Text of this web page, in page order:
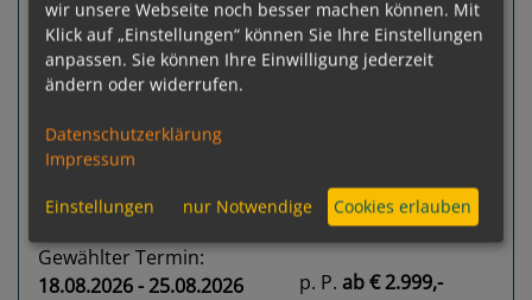
Previous
Gewählter Termin:
18.08.2026 - 25.08.2026
p. P. ab€ 2.999,-
wir unsere Webseite noch besser machen können. Mit
Klick auf „Einstellungen“ können Sie Ihre Einstellungen
anpassen. Sie können Ihre Einwilligung jederzeit
ändern oder widerrufen.
Datenschutzerklärung
Impressum
Einstellungen nur Notwendige Cookies erlauben